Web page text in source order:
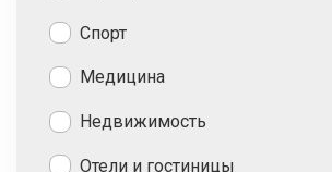
Спорт
Медицина
Недвижимость
Отели и гостиницы